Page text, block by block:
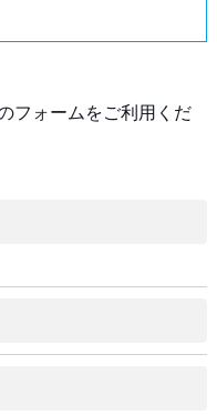
フォームをご利用くだ